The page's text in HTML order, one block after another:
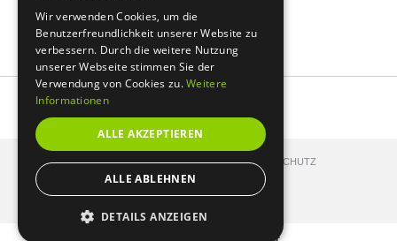
KONTAKT IMPRESSUM DATENSCHUTZ
DigiMember
Wir verwenden Cookies, um die
Benutzerfreundlichkeit unserer Website zu
verbessern. Durch die weitere Nutzung
unserer Webseite stimmen Sie der
Verwendung von Cookies zu.Weitere
Informationen
ALLE AKZEPTIEREN
ALLE ABLEHNEN
DETAILS ANZEIGEN